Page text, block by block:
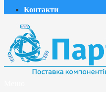
Контакти